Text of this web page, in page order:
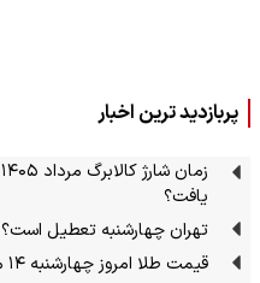
پربازدید ترین اخبار
یافت؟
تهران چهارشنبه تعطیل است؟
قیمت طلا امروز چهارشنبه ۱۴ مرداد ۱۴۰۵ / طلای ۱۸ عیار امروز چند؟